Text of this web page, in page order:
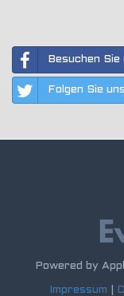
Besuchen
Folgen Sie
Powered by
Impressum